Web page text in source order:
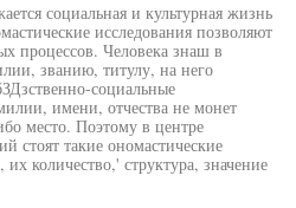
социальная и культурная жизнь
исследования позволяют
процессов. Человека знаш в
званию, титулу, на него
социальные
имени, отчества не монет
место. Поэтому в центре
стоят такие ономастические
количество,' структура, значение